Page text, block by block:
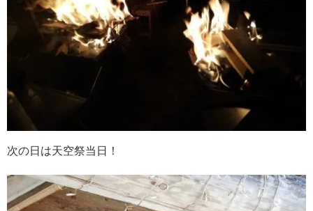
次の日は天空祭当日！